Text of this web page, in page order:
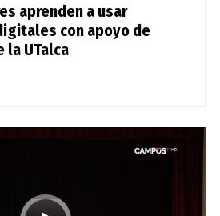
aprenden a usar
con apoyo de
UTalca